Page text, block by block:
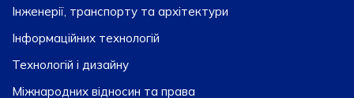
Інженерії, транспорту та архітектури
Інформаційних технологій
Технологій і дизайну
Міжнародних відносин та права